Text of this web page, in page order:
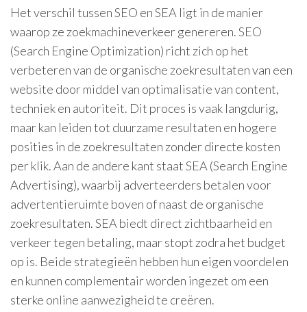
Het verschil tussen SEO en SEA ligt in de manier
waarop ze zoekmachineverkeer genereren. SEO
(Search Engine Optimization) richt zich op het
verbeteren van de organische zoekresultaten van een
website door middel van optimalisatie van content,
techniek en autoriteit. Dit proces is vaak langdurig,
maar kan leiden tot duurzame resultaten en hogere
posities in de zoekresultaten zonder directe kosten
per klik. Aan de andere kant staat SEA (Search Engine
Advertising), waarbij adverteerders betalen voor
advertentieruimte boven of naast de organische
zoekresultaten. SEA biedt direct zichtbaarheid en
verkeer tegen betaling, maar stopt zodra het budget
op is. Beide strategieën hebben hun eigen voordelen
en kunnen complementair worden ingezet om een ​​
sterke online aanwezigheid te creëren.